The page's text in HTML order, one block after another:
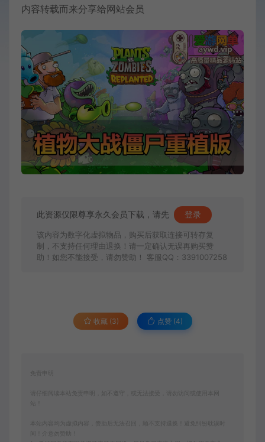
内容转载而来分享给网站会员
此资源仅限尊享永久会员下载，请先 登录
该内容为数字化虚拟物品，购买后获取连接可转存复
制，不支持任何理由退换！请一定确认无误再购买赞
助！如您不能接受，请勿赞助！ 客服QQ：3391007258
收藏 (3) 点赞 (4)
请仔细阅读本站免责申明，如不遵守，或无法接受，请勿访问或使用本网
本站内容均为虚拟内容，赞助后无法召回，顾不支持退换！避免纠纷耽误时
间！介意勿赞助！